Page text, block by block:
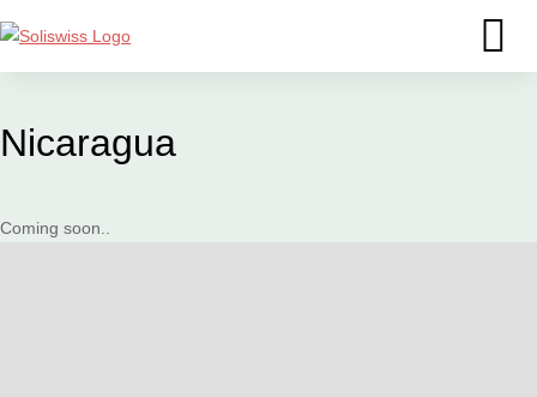
Nicaragua
Coming soon..